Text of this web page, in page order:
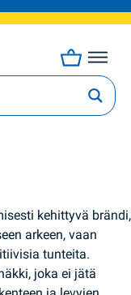
kehittyvä brändi,
arkeen, vaan
tunteita.
joka ei jätä